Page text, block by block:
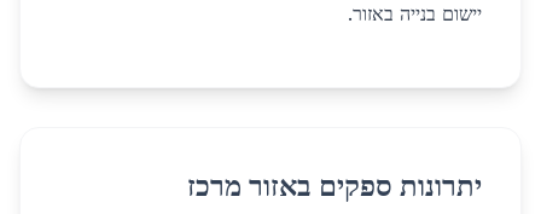
יישום בנייה באזור.
יתרונות ספקים באזור מרכז